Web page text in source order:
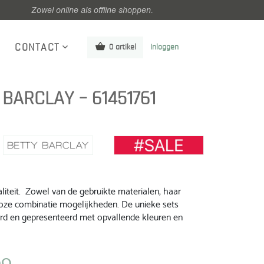
Zowel online als offline shoppen.
CONTACT 0 artikel Inloggen
– 61451761
Zowel van de gebruikte materialen, haar
combinatie mogelijkheden. De unieke sets
en gepresenteerd met opvallende kleuren en